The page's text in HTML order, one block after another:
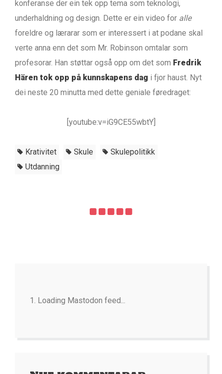
konferanse der ein tek opp tema som teknologi,
underhaldning og design. Dette er ein video for alle
foreldre og lærarar som er interessert i at podane skal
verte anna enn det som Mr. Robinson omtalar som
profesorar. Han støttar også opp om det som Fredrik
Hären tok opp på kunnskapens dag i fjor haust. Nyt
dei neste 20 minutta med dette geniale føredraget:
[youtube:v=iG9CE55wbtY]
Krativitet Skule
Skulepolitikk
Utdanning
Loading Mastodon feed...